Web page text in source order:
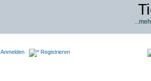
Anmelden Registrieren